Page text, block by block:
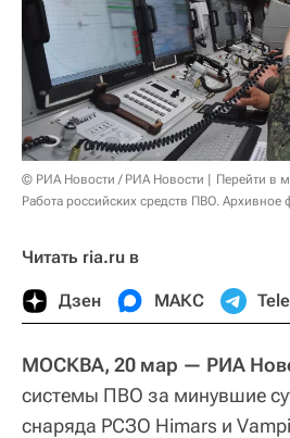
© РИА Новости / РИА Новости
Перейти в
Работа российских средств ПВО. Архивное
Читать ria.ru в
Дзен МАКС
МОСКВА, 20 мар — РИА
системы ПВО за минувшие
снаряда РСЗО Himars и